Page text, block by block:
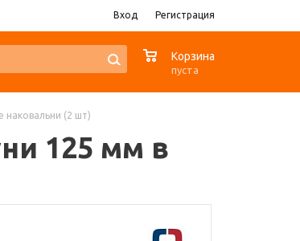
Вход Регистрация
Корзина
пуста
наковальни (2 шт)
125 мм в